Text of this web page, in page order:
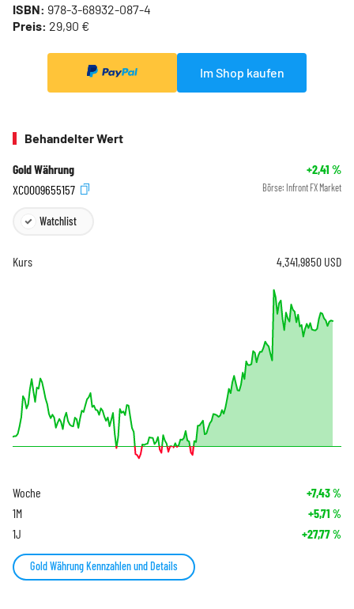
ISBN: 978-3-68932-087-4
Preis: 29,90 €
Im Shop kaufen
Behandelter Wert
Gold Währung +2,41 %
XC0009655157
Börse: Infront FX Market
Watchlist
Kurs 4.341,9850 USD
Woche +7,43%
1M +5,71 %
1J +27,77%
Gold Währung Kennzahlen und Details